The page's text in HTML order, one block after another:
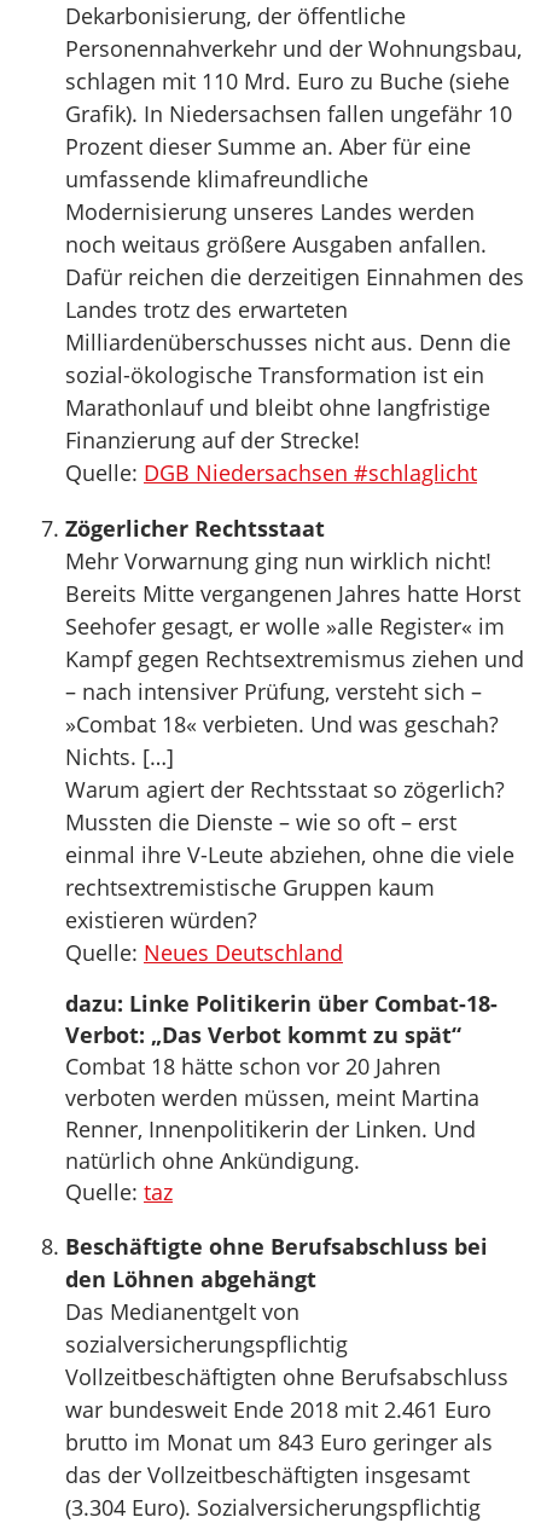
Dekarbonisierung, der öffentliche
Personennahverkehr und der Wohnungsbau,
schlagen mit 110 Mrd. Euro zu Buche (siehe
Grafik). In Niedersachsen fallen ungefähr 10
Prozent dieser Summe an. Aber für eine
umfassende klimafreundliche
Modernisierung unseres Landes werden
noch weitaus größere Ausgaben anfallen.
Dafür reichen die derzeitigen Einnahmen des
Landes trotz des erwarteten
Milliardenüberschusses nicht aus. Denn die
sozial-ökologische Transformation ist ein
Marathonlauf und bleibt ohne langfristige
Finanzierung auf der Strecke!
Quelle: DGB Niedersachsen #schlaglicht
Zögerlicher Rechtsstaat
Mehr Vorwarnung ging nun wirklich nicht!
Bereits Mitte vergangenen Jahres hatte Horst
Seehofer gesagt, er wolle »alle Register« im
Kampf gegen Rechtsextremismus ziehen und
– nach intensiver Prüfung, versteht sich –
»Combat 18« verbieten. Und was geschah?
Nichts. […]
Warum agiert der Rechtsstaat so zögerlich?
Mussten die Dienste – wie so oft – erst
einmal ihre V-Leute abziehen, ohne die viele
rechtsextremistische Gruppen kaum
existieren würden?
Quelle: Neues Deutschland
dazu: Linke Politikerin über Combat-18-
Verbot: „Das Verbot kommt zu spät“
Combat 18 hätte schon vor 20 Jahren
verboten werden müssen, meint Martina
Renner, Innenpolitikerin der Linken. Und
natürlich ohne Ankündigung.
Quelle: taz
Beschäftigte ohne Berufsabschluss bei
den Löhnen abgehängt
Das Medianentgelt von
sozialversicherungspflichtig
Vollzeitbeschäftigten ohne Berufsabschluss
war bundesweit Ende 2018 mit 2.461 Euro
brutto im Monat um 843 Euro geringer als
das der Vollzeitbeschäftigten insgesamt
(3.304 Euro). Sozialversicherungspflichtig